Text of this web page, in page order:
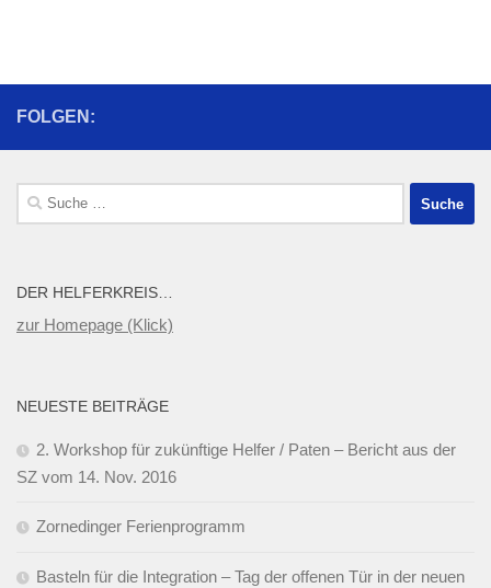
FOLGEN:
Suche
nach:
DER HELFERKREIS…
zur Homepage (Klick)
NEUESTE BEITRÄGE
2. Workshop für zukünftige Helfer / Paten – Bericht aus der
SZ vom 14. Nov. 2016
Zornedinger Ferienprogramm
Basteln für die Integration – Tag der offenen Tür in der neuen